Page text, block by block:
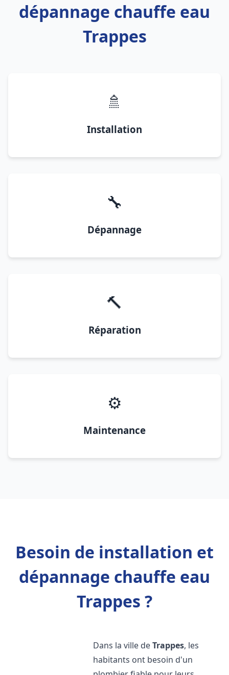
dépannage chauffe eau
Trappes
🚿
Installation
🔧
Dépannage
🔨
Réparation
⚙️
Maintenance
Besoin de installation et
dépannage chauffe eau
Trappes ?
Dans la ville deTrappes, les
habitants ont besoin d'un